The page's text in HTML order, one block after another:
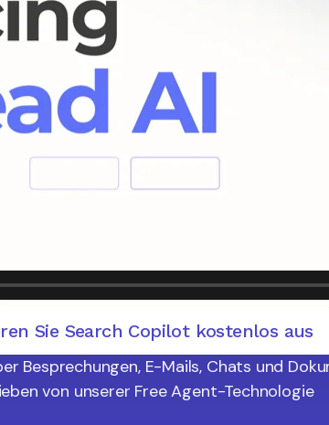
Sie Search Copilot kostenlos aus
Besprechungen, E-Mails, Chats und
von unserer Free Agent-Technologie